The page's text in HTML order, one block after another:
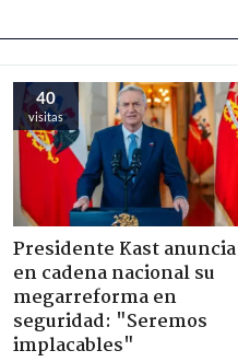
40
visitas
Presidente Kast anuncia
en cadena nacional su
megarreforma en
seguridad: "Seremos
implacables"